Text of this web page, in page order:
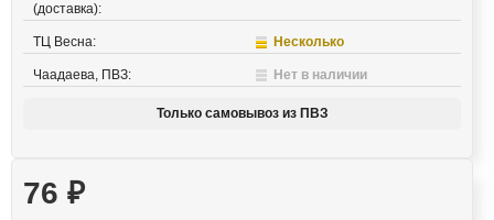
(доставка):
ТЦ Весна: Несколько
Чаадаева, ПВЗ: Нет в наличии
Только самовывоз из ПВЗ
76 ₽